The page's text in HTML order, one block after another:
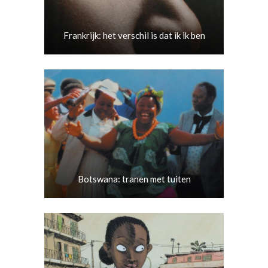
Frankrijk: het verschil is dat ik ik ben
Botswana: tranen met tuiten